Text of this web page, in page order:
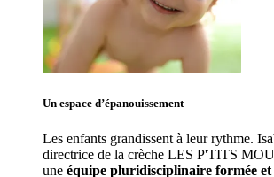
Un espace d’épanouissement
Les enfants grandissent à leur rythme.
directrice de la crèche LES P'TITS
une équipe pluridisciplinaire formée et